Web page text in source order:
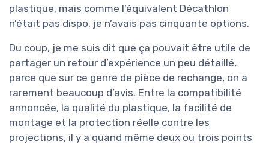
plastique, mais comme l’équivalent Décathlon
n’était pas dispo, je n’avais pas cinquante options.
Du coup, je me suis dit que ça pouvait être utile de
partager un retour d’expérience un peu détaillé,
parce que sur ce genre de pièce de rechange, on a
rarement beaucoup d’avis. Entre la compatibilité
annoncée, la qualité du plastique, la facilité de
montage et la protection réelle contre les
projections, il y a quand même deux ou trois points